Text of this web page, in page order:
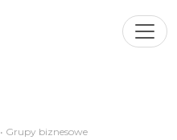
• Grupy biznesowe